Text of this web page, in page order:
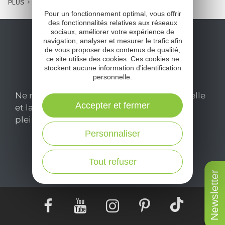
Newsletter
PLUS
Ne manquez pas notre newsletter mensuelle
et laissez-vous inspirer pour profiter
pleinement de votre séjour en Aveyron.
Je m'abonne ici
Pour un fonctionnement optimal, vous offrir
des fonctionnalités relatives aux réseaux
sociaux, améliorer votre expérience de
navigation, analyser et mesurer le trafic afin
de vous proposer des contenus de qualité,
ce site utilise des cookies. Ces cookies ne
stockent aucune information d'identification
personnelle.
Tout refuser
Personnaliser
Accepter et fermer